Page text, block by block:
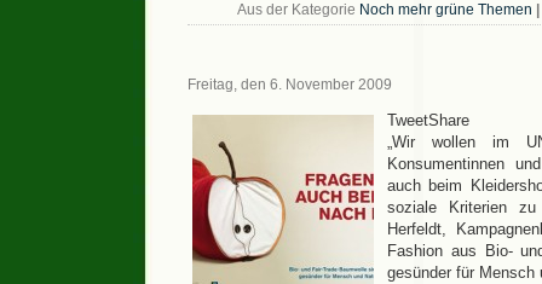
Aus der Kategorie Noch mehr grüne Themen
Freitag, den 6. November 2009
TweetShare
„Wir wollen im
Konsumentinnen
auch beim
soziale Kriterien zu
Herfeldt,
Fashion aus Bio-
gesünder für Mensch